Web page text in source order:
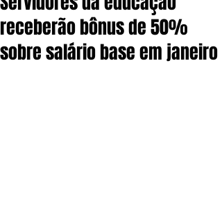
receberão bônus de 50%
sobre salário base em janeiro